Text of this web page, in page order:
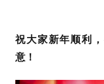
祝大家新年顺利
意！